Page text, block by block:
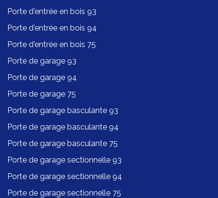
Porte d'entrée en bois 93
Porte d'entrée en bois 94
Porte d'entrée en bois 75
Porte de garage 93
Porte de garage 94
Porte de garage 75
Porte de garage basculante 93
Porte de garage basculante 94
Porte de garage basculante 75
Porte de garage sectionnelle 93
Porte de garage sectionnelle 94
Porte de garage sectionnelle 75